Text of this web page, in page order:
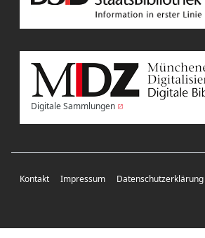
Digitale Sammlungen
Kontakt Impressum Datenschutzerklärung